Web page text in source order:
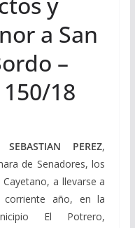
a San
–
18
PEREZ,
de Senadores, los
a llevarse a
año, en la
El Potrero,